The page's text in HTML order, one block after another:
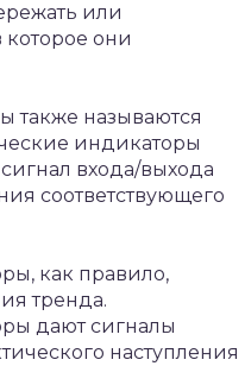
или
они
называются
индикаторы
входа/выхода
соответствующего
как правило,
тренда.
дают сигналы
наступления